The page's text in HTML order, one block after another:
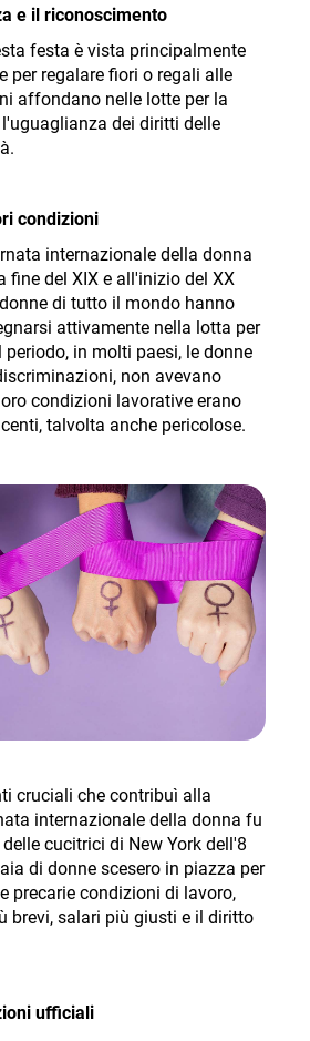
e il riconoscimento
festa è vista principalmente
per regalare fiori o regali alle
affondano nelle lotte per la
dei diritti delle
.
condizioni
internazionale della donna
fine del XIX e all'inizio del XX
di tutto il mondo hanno
attivamente nella lotta per
in molti paesi, le donne
non avevano
condizioni lavorative erano
talvolta anche pericolose.
cruciali che contribuì alla
internazionale della donna fu
cucitrici di New York dell'8
di donne scesero in piazza per
precarie condizioni di lavoro,
brevi, salari più giusti e il diritto
ufficiali